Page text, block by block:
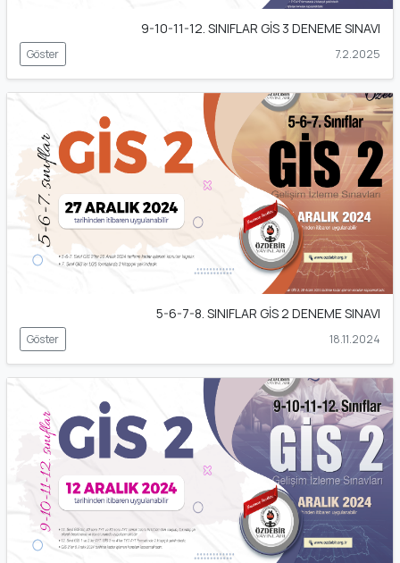
9-10-11-12. SINIFLAR GİS 3 DENEME SINAVI
Göster 7.2.2025
5-6-7-8. SINIFLAR GİS 2 DENEME SINAVI
Göster 18.11.2024